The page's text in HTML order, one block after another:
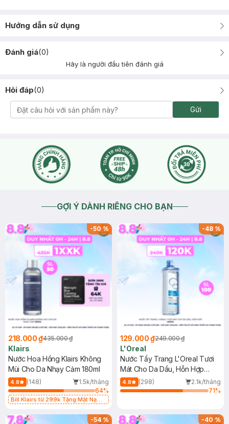
Hướng dẫn sử dụng
Đánh giá(0)
Hãy là người đầu tiên đánh giá
Hỏi đáp(0)
Gửi
GỢI Ý DÀNH RIÊNG CHO BẠN
-50%
218.000 ₫435.000 ₫
Klairs
Nước Hoa Hồng Klairs Không
Mùi Cho Da Nhạy Cảm 180ml
4.8 (148)
1.5k/tháng
64%
Bill Klairs từ 299k Tặng Mặt Nạ
25ml (SL Có Hạn)
-48%
129.000 ₫249.000 ₫
L'Oreal
Nước Tẩy Trang L'Oreal Tươi
Mát Cho Da Dầu, Hỗn Hợp
400ml
4.8 (298)
2.1k/tháng
71%
-54% -40%